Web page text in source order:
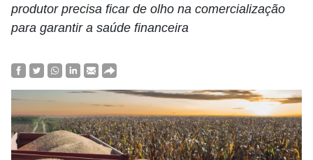
produtor precisa ficar de olho na comercialização
para garantir a saúde financeira